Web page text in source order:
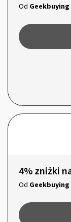
Od Geekbuying
4% zniżki
Od Geekbuying